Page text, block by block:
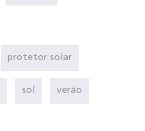
protetor solar
sol verão